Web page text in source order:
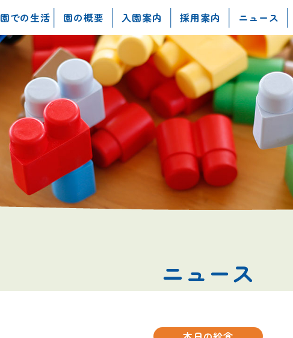
園での生活 園の概要 入園案内 採用案内 ニュース
ニュース